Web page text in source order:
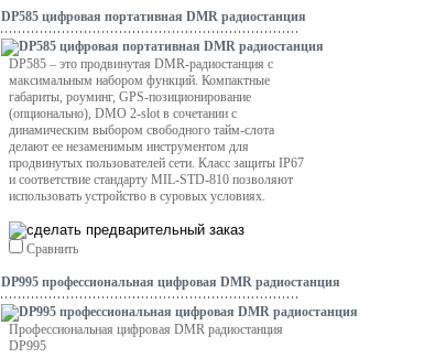
DP585 цифровая портативная DMR радиостанция
DP585 – это продвинутая DMR-радиостанция с
максимальным набором функций. Компактные
габариты, роуминг, GPS-позиционирование
(опционально), DMO 2-slot в сочетании с
динамическим выбором свободного тайм-слота
делают ее незаменимым инструментом для
продвинутых пользователей сети. Класс защиты IP67
и соответствие стандарту MIL-STD-810 позволяют
использовать устройство в суровых условиях.
Сравнить
DP995 профессиональная цифровая DMR радиостанция
Профессиональная цифровая DMR радиостанция
DP995